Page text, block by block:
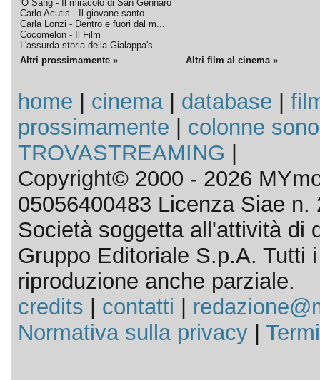
'O Sang - Il miracolo di San Gennaro
Carlo Acutis - Il giovane santo
Carla Lonzi - Dentro e fuori dal m...
Cocomelon - Il Film
L'assurda storia della Gialappa's ...
Altri prossimamente » Altri film al cinema »
home cinema| database
prossimamente
colonne
TROVASTREAMING
Copyright© 2000 - 2026
05056400483 Licenza Siae n.
Società soggetta all'attività di
Gruppo Editoriale S.p.A. Tutti
riproduzione anche parziale.
credits
contatti
Normativa sulla privacy|